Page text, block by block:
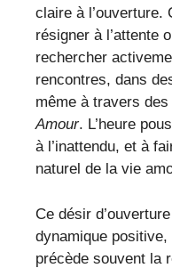
claire à l’ouverture.
résigner à l’attente
rechercher
rencontres, dans
même à travers
Amour. L’heure
à l’inattendu, et à
naturel de la vie
Ce désir
dynamique
précède souvent la